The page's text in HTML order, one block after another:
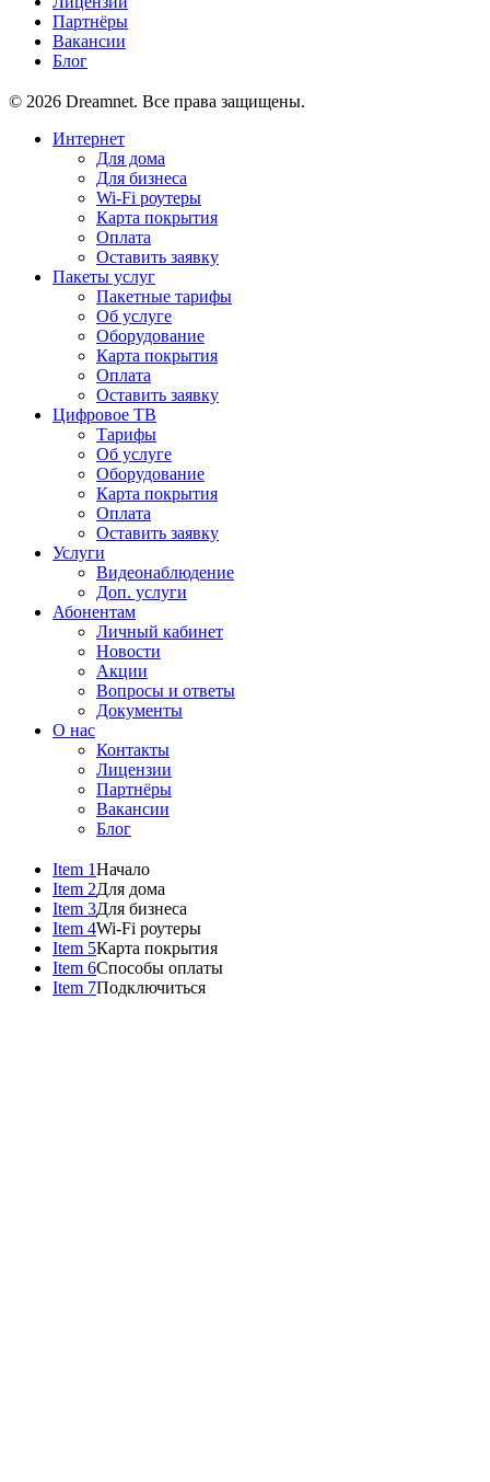
Партнёры
Вакансии
Блог
© 2026 Dreamnet. Все права защищены.
Интернет
Для дома
Для бизнеса
Wi-Fi роутеры
Карта покрытия
Оплата
Оставить заявку
Пакеты услуг
Пакетные тарифы
Об услуге
Оборудование
Карта покрытия
Оплата
Оставить заявку
Цифровое ТВ
Тарифы
Об услуге
Оборудование
Карта покрытия
Оплата
Оставить заявку
Услуги
Видеонаблюдение
Доп. услуги
Абонентам
Личный кабинет
Новости
Акции
Вопросы и ответы
Документы
О нас
Контакты
Лицензии
Партнёры
Вакансии
Блог
Item 1Начало
Item 2Для дома
Item 3Для бизнеса
Item 4Wi-Fi роутеры
Item 5Карта покрытия
Item 6Способы оплаты
Item 7Подключиться